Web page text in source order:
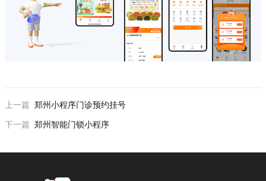
上一篇 郑州小程序门诊预约挂号
下一篇 郑州智能门锁小程序